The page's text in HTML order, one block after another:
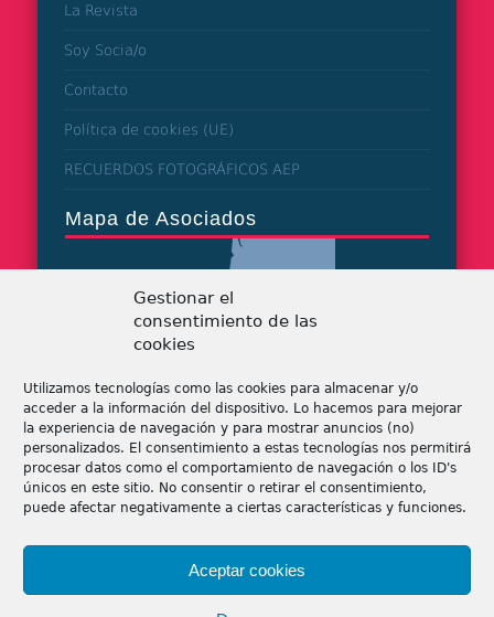
Gestionar el
consentimiento de las
cookies
Utilizamos tecnologías como las cookies para almacenar y/o
acceder a la información del dispositivo. Lo hacemos para mejorar
la experiencia de navegación y para mostrar anuncios (no)
personalizados. El consentimiento a estas tecnologías nos permitirá
procesar datos como el comportamiento de navegación o los ID's
únicos en este sitio. No consentir o retirar el consentimiento,
puede afectar negativamente a ciertas características y funciones.
Aceptar cookies
La Revista
Soy Socia/o
Contacto
Política de cookies (UE)
RECUERDOS FOTOGRÁFICOS AEP
Mapa de Asociados
Tiendas online de patchwork